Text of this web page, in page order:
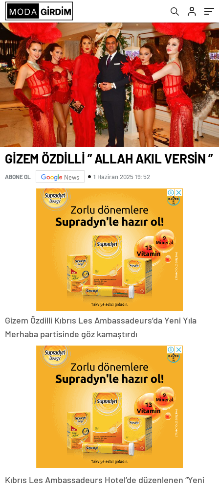
GİZEM ÖZDİLLİ ” ALLAH AKIL VERSİN ”
ABONE OL News 1 Haziran 2025 19:52
Gizem Özdilli Kıbrıs Les Ambassadeurs’da Yeni Yıla
Merhaba partisinde göz kamaştırdı
Kıbrıs Les Ambassadeurs Hotel’de düzenlenen “Yeni